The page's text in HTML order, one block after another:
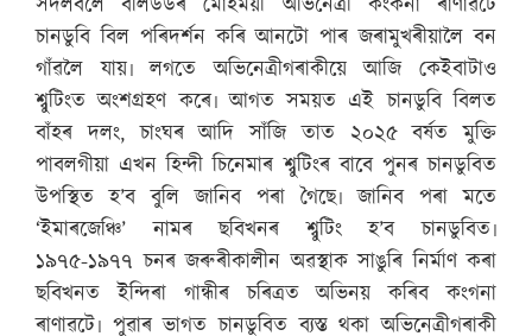
চানডুবি বিল পৰিদৰ্শন কৰি আনটো পাৰ জৰামুখৰীয়ালৈ বন
গাঁৱলৈ যায়৷ লগতে অভিনেত্ৰীগৰাকীয়ে আজি কেইবাটাও
শ্বুটিংত অংশগ্ৰহণ কৰে৷ আগত সময়ত এই চানডুবি বিলত
বাঁহৰ দলং, চাংঘৰ আদি সাঁজি তাত ২০২৫ বৰ্ষত মুক্তি
পাবলগীয়া এখন হিন্দী চিনেমাৰ শ্বুটিংৰ বাবে পুনৰ চানডুবিত
উপস্থিত হ’ব বুলি জানিব পৰা গৈছে৷ জানিব পৰা মতে
‘ইমাৰজেঞ্চি’ নামৰ ছবিখনৰ শ্বুটিং হ’ব চানডুবিত৷
১৯৭৫-১৯৭৭ চনৰ জৰুৰীকালীন অৱস্থাক সাঙুৰি নিৰ্মাণ কৰা
ছবিখনত ইন্দিৰা গান্ধীৰ চৰিত্ৰত অভিনয় কৰিব কংগনা
ৰাণাৱটে৷ পুৱাৰ ভাগত চানডুবিত ব্যস্ত থকা অভিনেত্ৰীগৰাকী